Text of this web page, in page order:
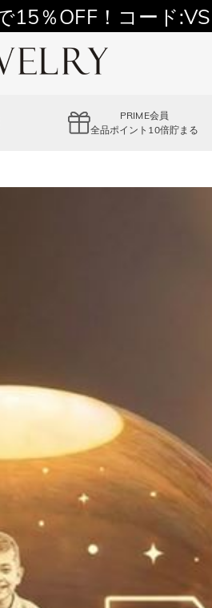
常配送無料！
15％OFF！コード:VS2
PRIME会員
全品ポイント10倍貯まる